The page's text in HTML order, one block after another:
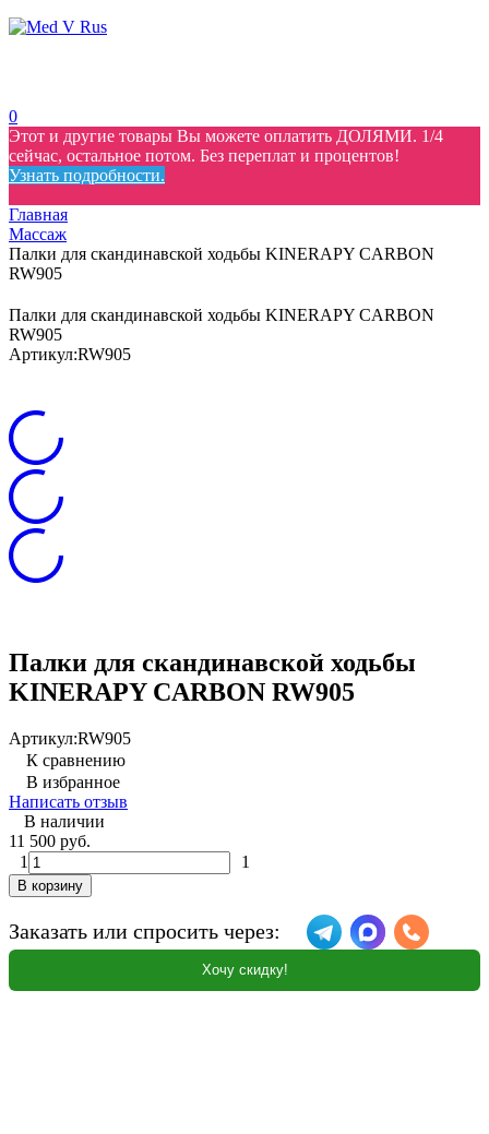
0
Этот и другие товары Вы можете оплатить ДОЛЯМИ. 1/4
сейчас, остальное потом. Без переплат и процентов!
Узнать подробности.
Главная
Массаж
Палки для скандинавской ходьбы KINERAPY CARBON
RW905
Палки для скандинавской ходьбы KINERAPY CARBON
RW905
Артикул:RW905
Палки для скандинавской ходьбы
KINERAPY CARBON RW905
Артикул:RW905
К сравнению
В избранное
Написать отзыв
В наличии
11 500 руб.
1
1
В корзину
Заказать или спросить через:
Хочу скидку!